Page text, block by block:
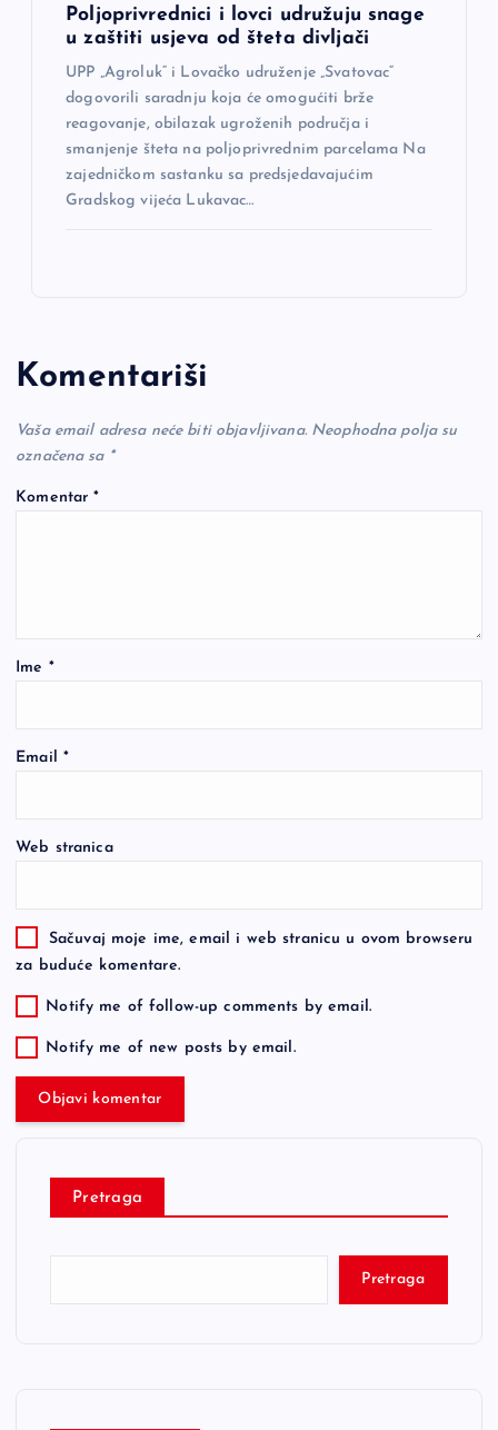
Poljoprivrednici i lovci udružuju snage
u zaštiti usjeva od šteta divljači
UPP „Agroluk“ i Lovačko udruženje „Svatovac“
dogovorili saradnju koja će omogućiti brže
reagovanje, obilazak ugroženih područja i
smanjenje šteta na poljoprivrednim parcelama Na
zajedničkom sastanku sa predsjedavajućim
Gradskog vijeća Lukavac…
Komentariši
Vaša email adresa neće biti objavljivana. Neophodna polja su
označena sa *
Komentar*
Ime *
Email *
Web stranica
Sačuvaj moje ime, email i web stranicu u ovom browseru
za buduće komentare.
Notify me of follow-up comments by email.
Notify me of new posts by email.
Pretraga
Pretraga